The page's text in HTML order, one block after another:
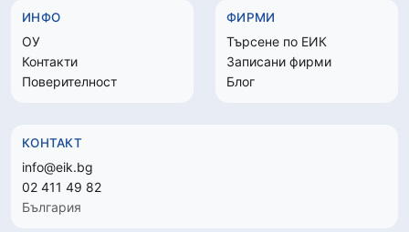
ИНФО
ОУ
Контакти
Поверителност
ФИРМИ
Търсене по ЕИК
Записани фирми
Блог
КОНТАКТ
info@eik.bg
02 411 49 82
България